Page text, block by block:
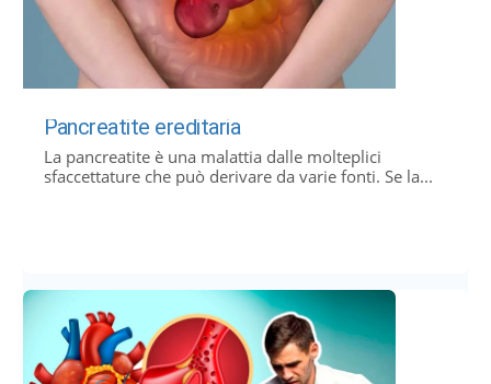
Pancreatite ereditaria
La pancreatite è una malattia dalle molteplici
sfaccettature che può derivare da varie fonti. Se la...